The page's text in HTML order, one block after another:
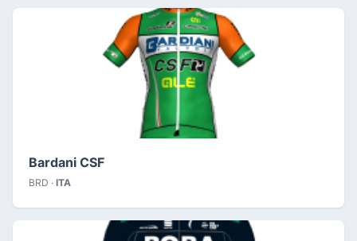
Bardani CSF
BRD · ITA